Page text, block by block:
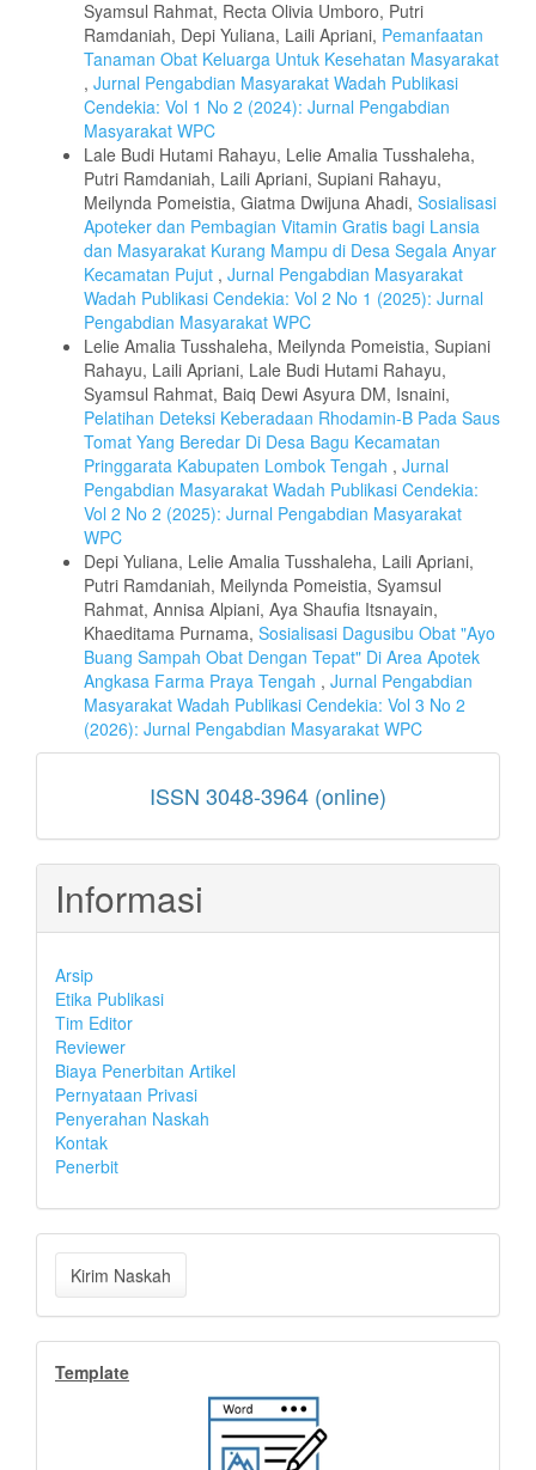
Syamsul Rahmat, Recta Olivia Umboro, Putri
Ramdaniah, Depi Yuliana, Laili Apriani, Pemanfaatan
Tanaman Obat Keluarga Untuk Kesehatan Masyarakat
, Jurnal Pengabdian Masyarakat Wadah Publikasi
Cendekia: Vol 1 No 2 (2024): Jurnal Pengabdian
Masyarakat WPC
Lale Budi Hutami Rahayu, Lelie Amalia Tusshaleha,
Putri Ramdaniah, Laili Apriani, Supiani Rahayu,
Meilynda Pomeistia, Giatma Dwijuna Ahadi, Sosialisasi
Apoteker dan Pembagian Vitamin Gratis bagi Lansia
dan Masyarakat Kurang Mampu di Desa Segala Anyar
Kecamatan Pujut , Jurnal Pengabdian Masyarakat
Wadah Publikasi Cendekia: Vol 2 No 1 (2025): Jurnal
Pengabdian Masyarakat WPC
Lelie Amalia Tusshaleha, Meilynda Pomeistia, Supiani
Rahayu, Laili Apriani, Lale Budi Hutami Rahayu,
Syamsul Rahmat, Baiq Dewi Asyura DM, Isnaini,
Pelatihan Deteksi Keberadaan Rhodamin-B Pada Saus
Tomat Yang Beredar Di Desa Bagu Kecamatan
Pringgarata Kabupaten Lombok Tengah , Jurnal
Pengabdian Masyarakat Wadah Publikasi Cendekia:
Vol 2 No 2 (2025): Jurnal Pengabdian Masyarakat
WPC
Depi Yuliana, Lelie Amalia Tusshaleha, Laili Apriani,
Putri Ramdaniah, Meilynda Pomeistia, Syamsul
Rahmat, Annisa Alpiani, Aya Shaufia Itsnayain,
Khaeditama Purnama, Sosialisasi Dagusibu Obat "Ayo
Buang Sampah Obat Dengan Tepat" Di Area Apotek
Angkasa Farma Praya Tengah , Jurnal Pengabdian
Masyarakat Wadah Publikasi Cendekia: Vol 3 No 2
(2026): Jurnal Pengabdian Masyarakat WPC
ISSN 3048-3964 (online)
Informasi
Arsip
Etika Publikasi
Tim Editor
Reviewer
Biaya Penerbitan Artikel
Pernyataan Privasi
Penyerahan Naskah
Kontak
Penerbit
Kirim
Naskah
Kirim Naskah
Indeks
Template